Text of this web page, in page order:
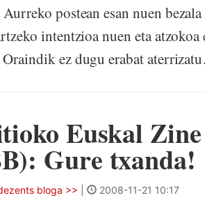
Aurreko postean esan nuen
intentzioa nuen eta atzokoa
ez dugu erabat
Euskal
Gure txanda!
bloga >> 2008-11-21 10:17